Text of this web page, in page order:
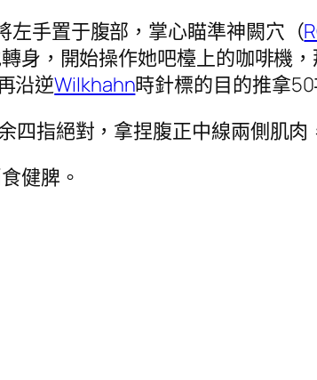
左手置于腹部，掌心瞄準神闕穴（
身，開始操作她吧檯上的咖啡機
沿逆Wilkhahn時針標的目的推拿50
四指絕對，拿捏腹正中線兩側肌
健脾。